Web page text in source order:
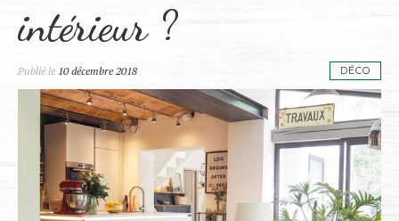
intérieur ?
Publié le 10 décembre 2018 DÉCO